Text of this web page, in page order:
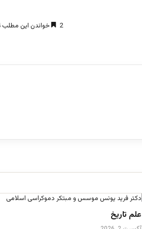
2 خواندن این مطلب 4 دقیقه زمان میبرد
علم تاریخ